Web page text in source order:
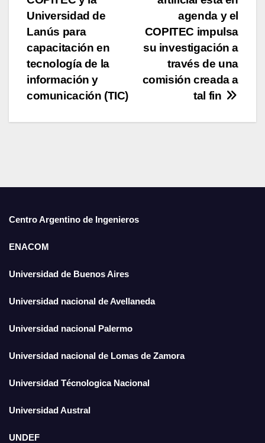
o
o
k
A
p
p
dI
n
agenda y el
COPITEC impulsa
su investigación a
través de una
comisión creada a
tal fin
Universidad de
Lanús para
capacitación en
tecnología de la
información y
comunicación (TIC)
Centro Argentino de Ingenieros
ENACOM
Universidad de Buenos Aires
Universidad nacional de Avellaneda
Universidad nacional Palermo
Universidad nacional de Lomas de Zamora
Universidad Técnologica Nacional
Universidad Austral
UNDEF